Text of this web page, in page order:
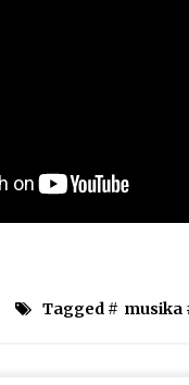
Tagged # musika